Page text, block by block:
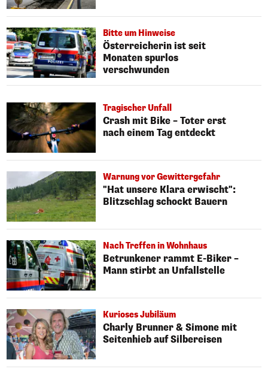
Bitte um Hinweise
Österreicherin ist seit
Monaten spurlos
verschwunden
Tragischer Unfall
Crash mit Bike – Toter erst
nach einem Tag entdeckt
Warnung vor Gewittergefahr
"Hat unsere Klara erwischt":
Blitzschlag schockt Bauern
Nach Treffen in Wohnhaus
Betrunkener rammt E-Biker –
Mann stirbt an Unfallstelle
Kurioses Jubiläum
Charly Brunner & Simone mit
Seitenhieb auf Silbereisen